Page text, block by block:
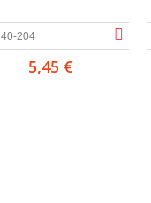
40-204
5,45 €